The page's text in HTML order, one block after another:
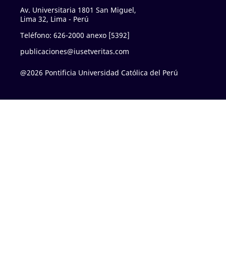
Av. Universitaria 1801 San Miguel,
Lima 32, Lima - Perú
Teléfono: 626-2000 anexo [5392]
publicaciones@iusetveritas.com
@2026 Pontificia Universidad Católica del Perú